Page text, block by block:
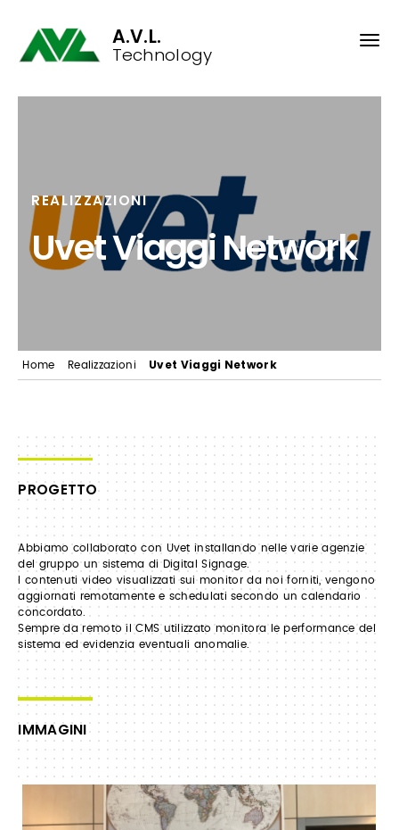
A.V.L.
Technology
REALIZZAZIONI
Uvet Viaggi Network
Home Realizzazioni Uvet Viaggi Network
PROGETTO
Abbiamo collaborato con Uvet installando nelle varie agenzie
del gruppo un sistema di Digital Signage.
I contenuti video visualizzati sui monitor da noi forniti, vengono
aggiornati remotamente e schedulati secondo un calendario
concordato.
Sempre da remoto il CMS utilizzato monitora le performance del
sistema ed evidenzia eventuali anomalie.
IMMAGINI